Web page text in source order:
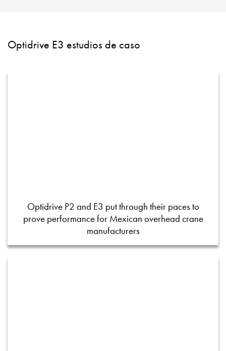
Optidrive E3 estudios de caso
Optidrive P2 and E3 put through their paces to
prove performance for Mexican overhead crane
manufacturers